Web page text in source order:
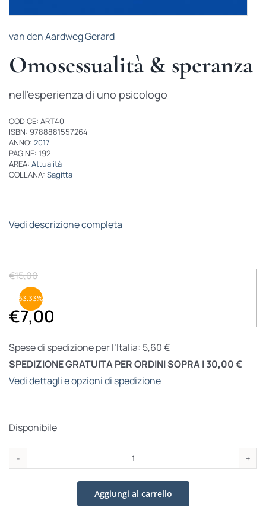
van den Aardweg Gerard
Omosessualità & speranza
nell'esperienza di uno psicologo
CODICE: ART40
ISBN: 9788881557264
ANNO: 2017
PAGINE: 192
AREA: Attualità
COLLANA: Sagitta
Vedi descrizione completa
€15,00
€7,00
53.33%
Spese di spedizione per l’Italia: 5,60 €
SPEDIZIONE GRATUITA PER ORDINI SOPRA I 30,00 €
Vedi dettagli e opzioni di spedizione
Disponibile
Omosessualità &
speranza
quantità
Aggiungi al carrello